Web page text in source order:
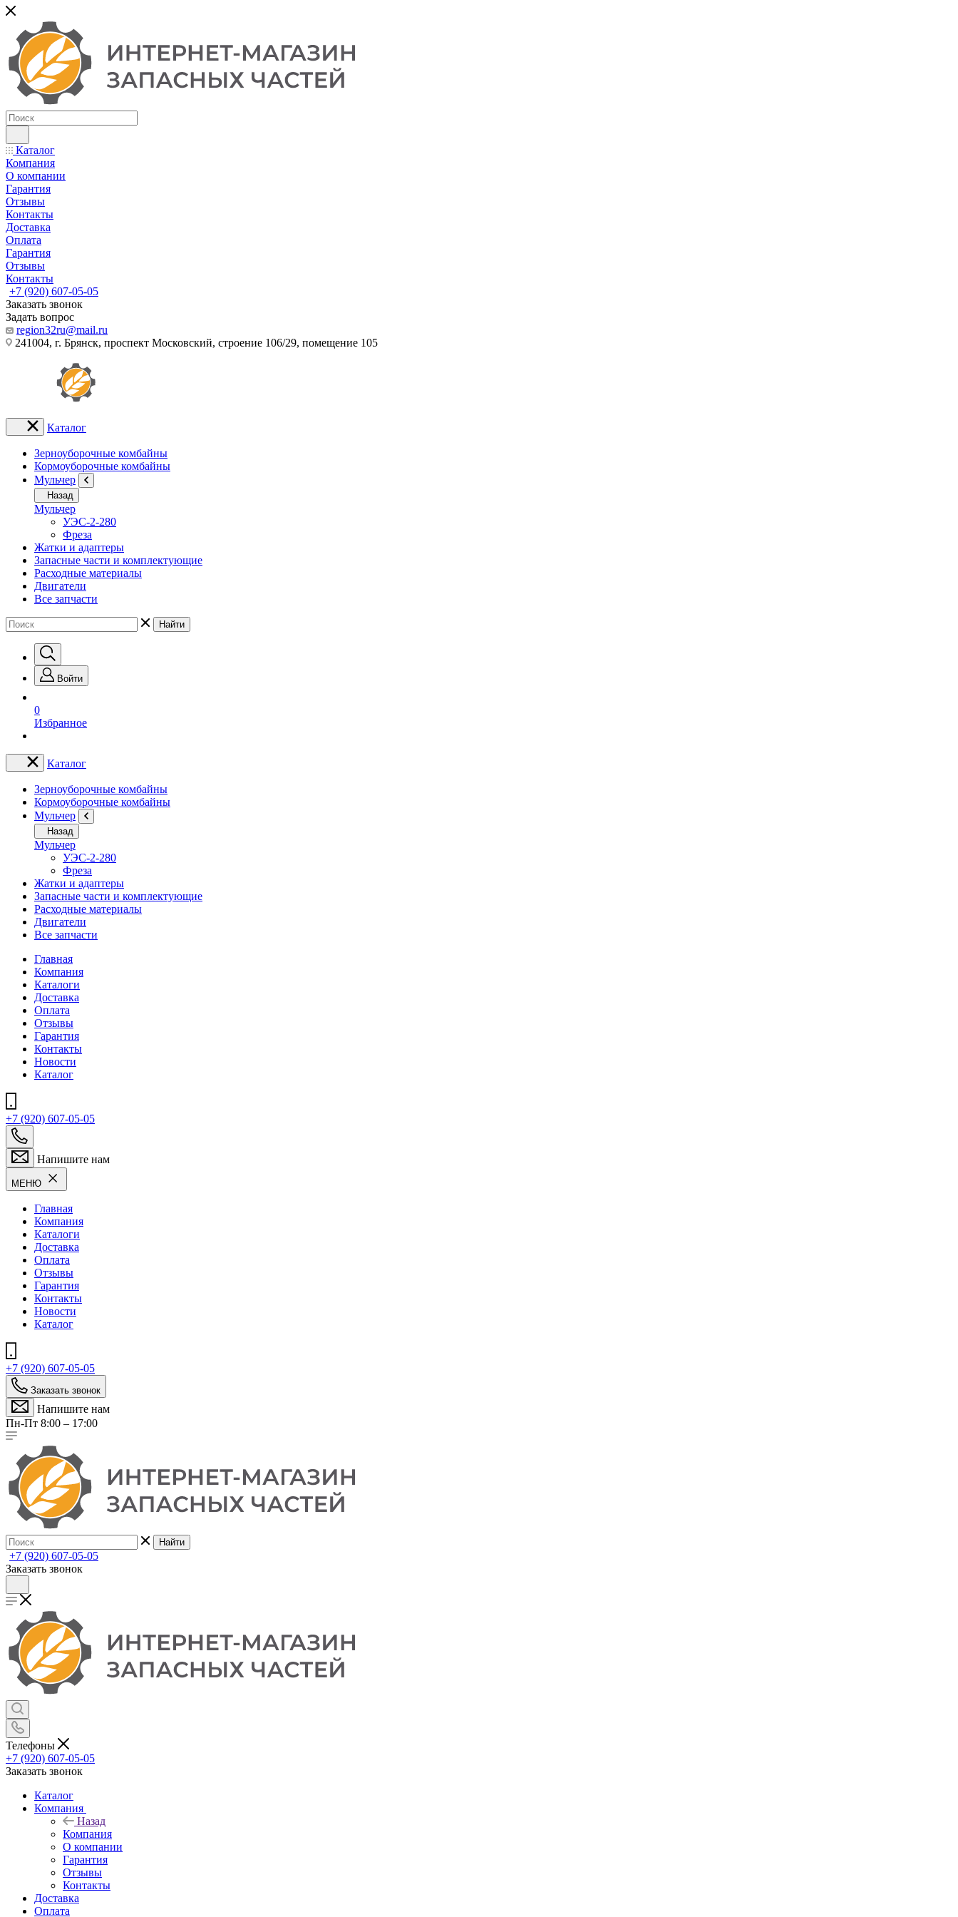
Каталог
Компания
О компании
Гарантия
Отзывы
Контакты
Доставка
Оплата
Гарантия
Отзывы
Контакты
+7 (920) 607-05-05
Заказать звонок
Задать вопрос
region32ru@mail.ru
241004, г. Брянск, проспект Московский, строение 106/29, помещение 105
Каталог
Зерноуборочные комбайны
Кормоуборочные комбайны
Мульчер
Назад
Мульчер
УЭС-2-280
Фреза
Жатки и адаптеры
Запасные части и комплектующие
Расходные материалы
Двигатели
Все запчасти
Найти
Войти
0
Избранное
Каталог
Зерноуборочные комбайны
Кормоуборочные комбайны
Мульчер
Назад
Мульчер
УЭС-2-280
Фреза
Жатки и адаптеры
Запасные части и комплектующие
Расходные материалы
Двигатели
Все запчасти
Главная
Компания
Каталоги
Доставка
Оплата
Отзывы
Гарантия
Контакты
Новости
Каталог
+7 (920) 607-05-05
Напишите нам
МЕНЮ
Главная
Компания
Каталоги
Доставка
Оплата
Отзывы
Гарантия
Контакты
Новости
Каталог
+7 (920) 607-05-05
Заказать звонок
Напишите нам
Пн-Пт 8:00 – 17:00
Найти
+7 (920) 607-05-05
Заказать звонок
Телефоны
+7 (920) 607-05-05
Заказать звонок
Каталог
Компания
Назад
Компания
О компании
Гарантия
Отзывы
Контакты
Доставка
Оплата